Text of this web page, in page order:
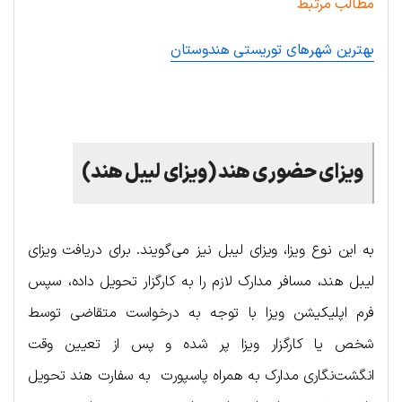
مطالب مرتبط
بهترین شهرهای توریستی هندوستان
ویزای حضوری هند (ویزای لیبل هند)
به این نوع ویزا، ویزای لیبل نیز می‌گویند. برای دریافت ویزای
لیبل هند، مسافر مدارک لازم را به کارگزار تحویل داده، سپس
فرم اپلیکیشن ویزا با توجه به درخواست متقاضی توسط
شخص یا کارگزار ویزا پر شده و پس از تعیین وقت
انگشت‌نگاری مدارک به همراه پاسپورت به سفارت هند تحویل